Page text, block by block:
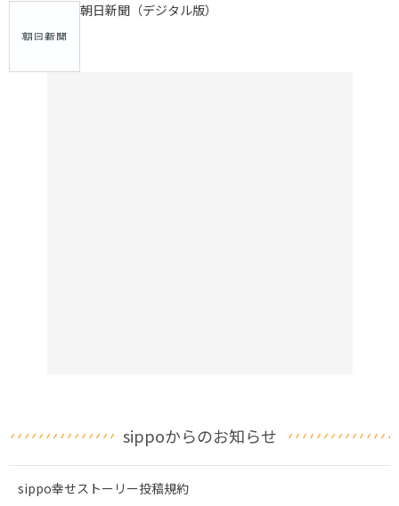
朝日新聞（デジタル版）
sippoからのお知らせ
sippo幸せストーリー投稿規約